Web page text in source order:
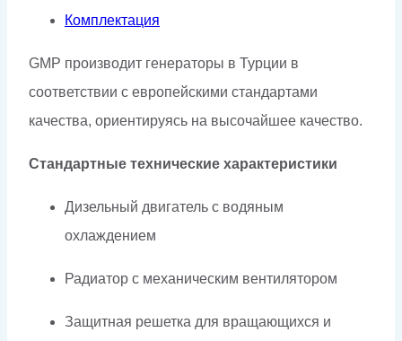
Комплектация
GMP производит генераторы в Турции в
соответствии с европейскими стандартами
качества, ориентируясь на высочайшее качество.
Стандартные технические характеристики
Дизельный двигатель с водяным
охлаждением
Радиатор с механическим вентилятором
Защитная решетка для вращающихся и